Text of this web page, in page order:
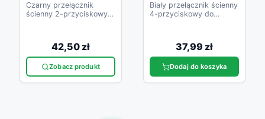
Czarny przełącznik
ścienny 2-przyciskowy
42,50 zł
Zobacz produkt
Biały przełącznik ścienny
4-przyciskowy do
37,99 zł
Dodaj do koszyka